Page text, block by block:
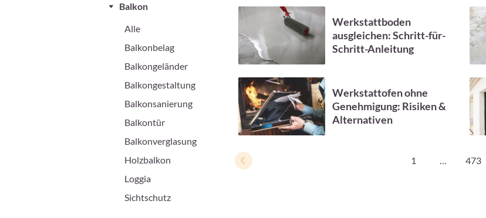
Balkon
Alle
Balkonbelag
Balkongeländer
Balkongestaltung
Balkonsanierung
Balkontür
Balkonverglasung
Holzbalkon
Loggia
Sichtschutz
Werkstattboden
ausgleichen: Schritt-für-
Schritt-Anleitung
Werkstattofen ohne
Genehmigung: Risiken &
Alternativen
1 473